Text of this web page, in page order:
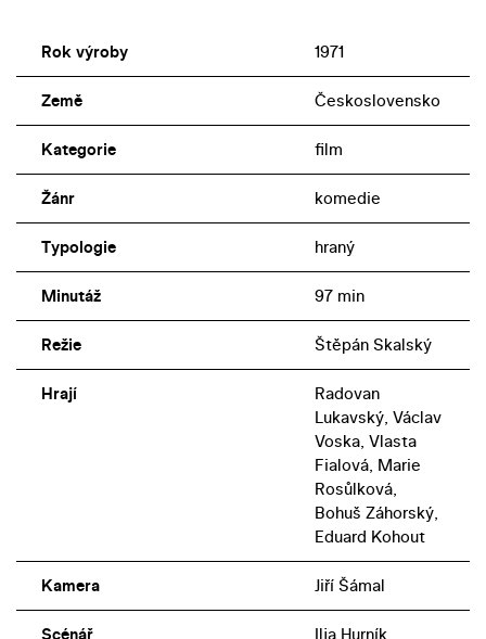
doktora Watsona.
Rok výroby 1971
Země Československo
Kategorie film
Žánr komedie
Typologie hraný
Minutáž 97 min
Režie Štěpán Skalský
Hrají
Radovan
Lukavský, Václav
Voska, Vlasta
Fialová, Marie
Rosůlková,
Bohuš Záhorský,
Eduard Kohout
Kamera Jiří Šámal